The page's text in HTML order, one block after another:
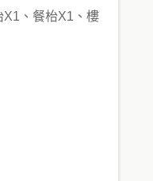
X1、餐枱X1、樓